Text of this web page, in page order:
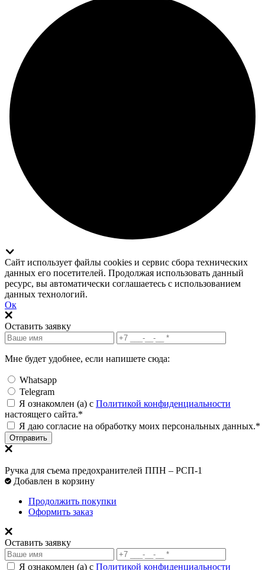
Сайт использует файлы cookies и сервис сбора технических
данных его посетителей. Продолжая использовать данный
ресурс, вы автоматически соглашаетесь с использованием
данных технологий.
Ок
Оставить заявку
Мне будет удобнее, если напишете сюда:
Whatsapp
Telegram
Я ознакомлен (а) с Политикой конфиденциальности
настоящего сайта.*
Я даю согласие на обработку моих персональных данных.*
Отправить
Ручка для съема предохранителей ППН – РСП-1
Добавлен в корзину
Продолжить покупки
Оформить заказ
Оставить заявку
Я ознакомлен (а) с Политикой конфиденциальности